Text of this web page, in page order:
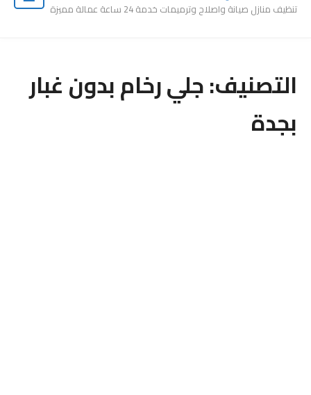
تنظيف منازل صيانة واصلاح وترميمات خدمة 24 ساعة عمالة مميزة
التصنيف:جلي رخام بدون غبار
بجدة